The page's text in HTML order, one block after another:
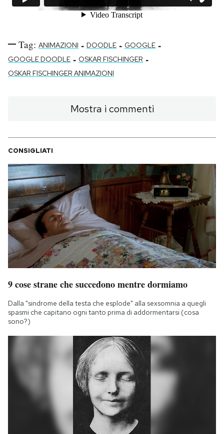
Tag: ANIMAZIONI - DOODLE - GOOGLE -
GOOGLE DOODLE - OSKAR FISCHINGER -
OSKAR FISCHINGER ANIMAZIONI
Mostra i commenti
CONSIGLIATI
9 cose strane che succedono mentre dormiamo
Dalla "sindrome della testa che esplode" alla sexsomnia a quegli
spasmi che capitano ogni tanto prima di addormentarsi (cosa
sono?)